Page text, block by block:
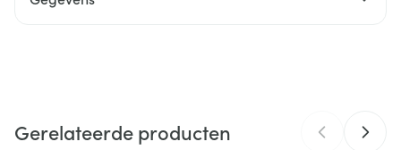
BENZOATE. GLYCERIN. ALCOHOL. DICAPRYLYL
ETHYLHEXYLOXYPHENOL METHOXYPHENYL
TRIAZINE. C20-22 ALKYL PHOSPHATE.
Merken Lierac
Gerelateerde producten